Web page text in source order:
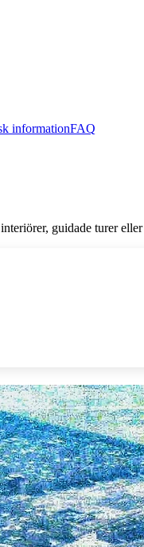
informationFAQ
guidade turer eller